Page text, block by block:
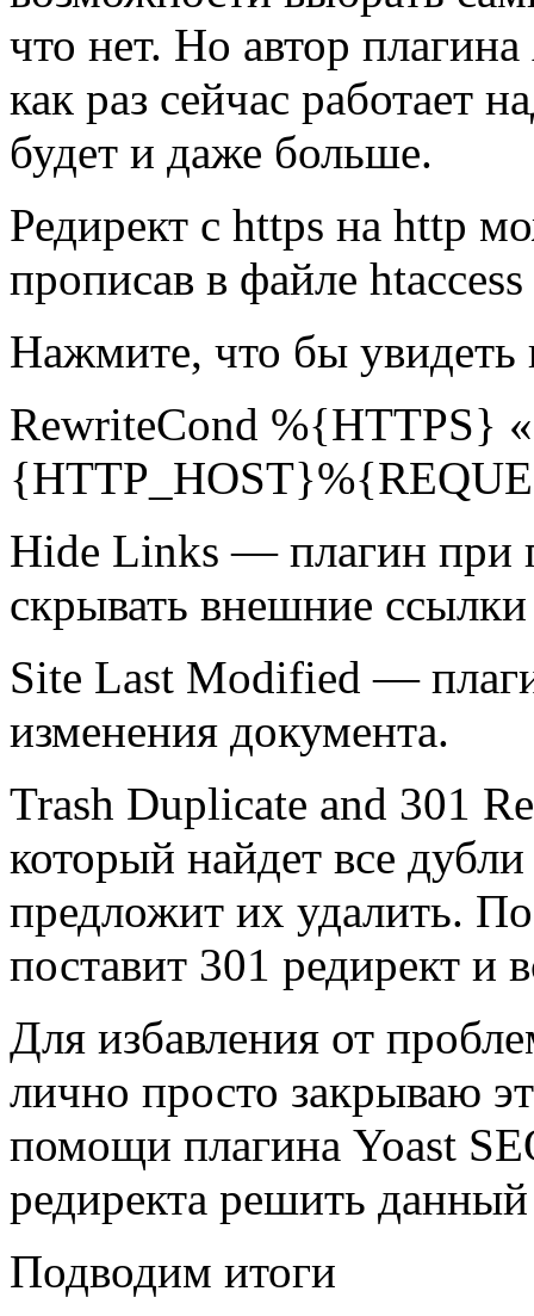
что нет. Но автор
как раз сейчас работает
будет и даже больше.
Редирект с https на http
прописав в файле
Нажмите, что бы увидеть
RewriteCond %{HTTPS}
Hide Links — плагин при
скрывать внешние
Site Last Modified —
изменения документа.
Trash Duplicate and 301
который найдет все
предложит их удалить.
поставит 301 редирект и
Для избавления от
лично просто закрываю
помощи плагина Yoast
редиректа решить
Подводим итоги